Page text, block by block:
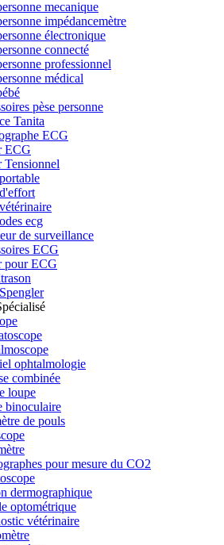
mecanique
impédancemètre
électronique
connecté
professionnel
médical
pèse personne
Tanita
ECG
ECG
Tensionnel
ecg
de surveillance
ECG
pour ECG
ophtalmologie
combinée
loupe
binoculaire
de pouls
pour mesure du CO2
dermographique
optométrique
vétérinaire